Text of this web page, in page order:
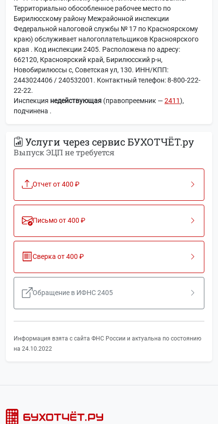
Территориально обособленное рабочее место по
Бирилюсскому району Межрайонной инспекции
Федеральной налоговой службы № 17 по Красноярскому
краю) обслуживает налогоплательщиков Красноярского
края . Код инспекции 2405. Расположена по адресу:
662120, Красноярский край, Бирилюсский р-н,
Новобирилюссы с, Советская ул, 130. ИНН/КПП:
2443024406 / 240532001. Контактный телефон: 8-800-222-
22-22.
Инспекция недействующая (правопреемник —2411),
подчинена .
Услуги через сервис БУХОТЧЁТ.ру
Выпуск ЭЦП не требуется
Отчет от 400 ₽
Письмо от 400 ₽
Сверка от 400 ₽
Обращение в ИФНС 2405
Информация взята с сайта ФНС России и актуальна по состоянию
на 24.10.2022